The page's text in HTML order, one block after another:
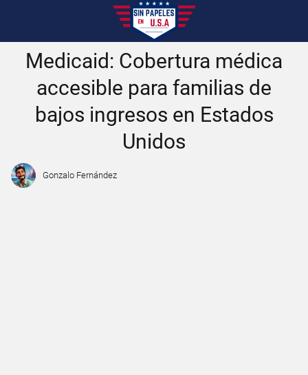
Medicaid: Cobertura médica
accesible para familias de
bajos ingresos en Estados
Unidos
Gonzalo Fernández